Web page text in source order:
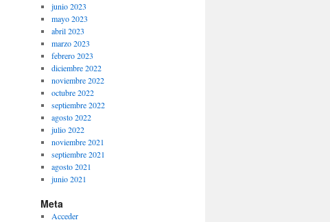
junio 2023
mayo 2023
abril 2023
marzo 2023
febrero 2023
diciembre 2022
noviembre 2022
octubre 2022
septiembre 2022
agosto 2022
julio 2022
noviembre 2021
septiembre 2021
agosto 2021
junio 2021
Meta
Acceder